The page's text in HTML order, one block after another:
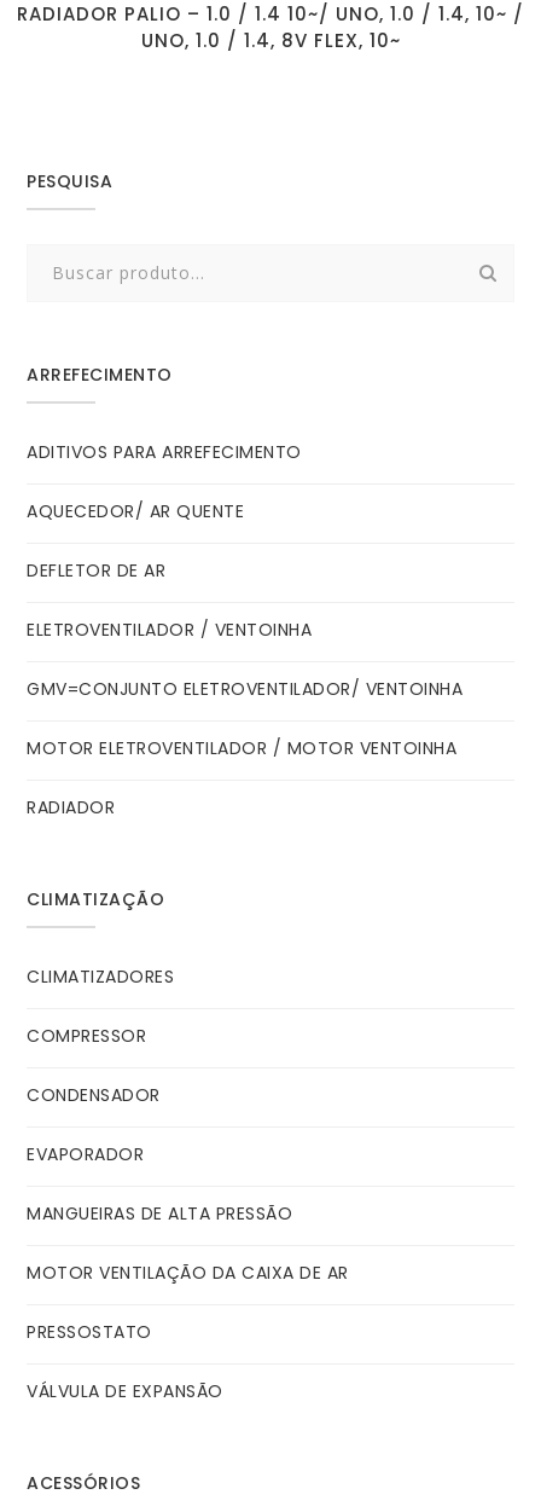
RADIADOR PALIO – 1.0 / 1.4 10~/ UNO, 1.0 / 1.4, 10~ /
UNO, 1.0 / 1.4, 8V FLEX, 10~
PESQUISA
ARREFECIMENTO
ADITIVOS PARA ARREFECIMENTO
AQUECEDOR/ AR QUENTE
DEFLETOR DE AR
ELETROVENTILADOR / VENTOINHA
GMV=CONJUNTO ELETROVENTILADOR/ VENTOINHA
MOTOR ELETROVENTILADOR / MOTOR VENTOINHA
RADIADOR
CLIMATIZAÇÃO
CLIMATIZADORES
COMPRESSOR
CONDENSADOR
EVAPORADOR
MANGUEIRAS DE ALTA PRESSÃO
MOTOR VENTILAÇÃO DA CAIXA DE AR
PRESSOSTATO
VÁLVULA DE EXPANSÃO
ACESSÓRIOS